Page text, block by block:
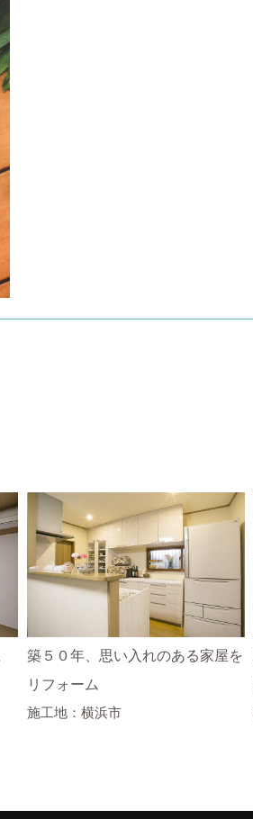
築５０年、思い入れのある家屋を
リフォーム
施工地：横浜市